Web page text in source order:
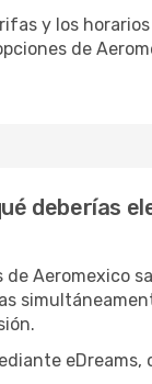
y los
de
deberías
de Aeromexico